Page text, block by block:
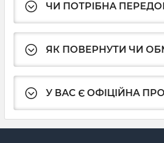
ЧИ ПОТРІБНА
ЯК ПОВЕРНУТИ ЧИ
У ВАС Є ОФІЦІЙНА